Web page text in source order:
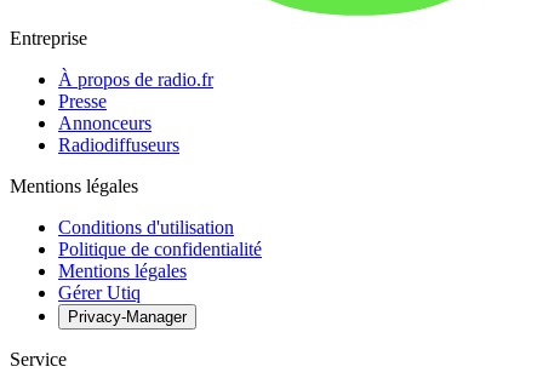
Entreprise
À propos de radio.fr
Presse
Annonceurs
Radiodiffuseurs
Mentions légales
Conditions d'utilisation
Politique de confidentialité
Mentions légales
Gérer Utiq
Privacy-Manager
Service